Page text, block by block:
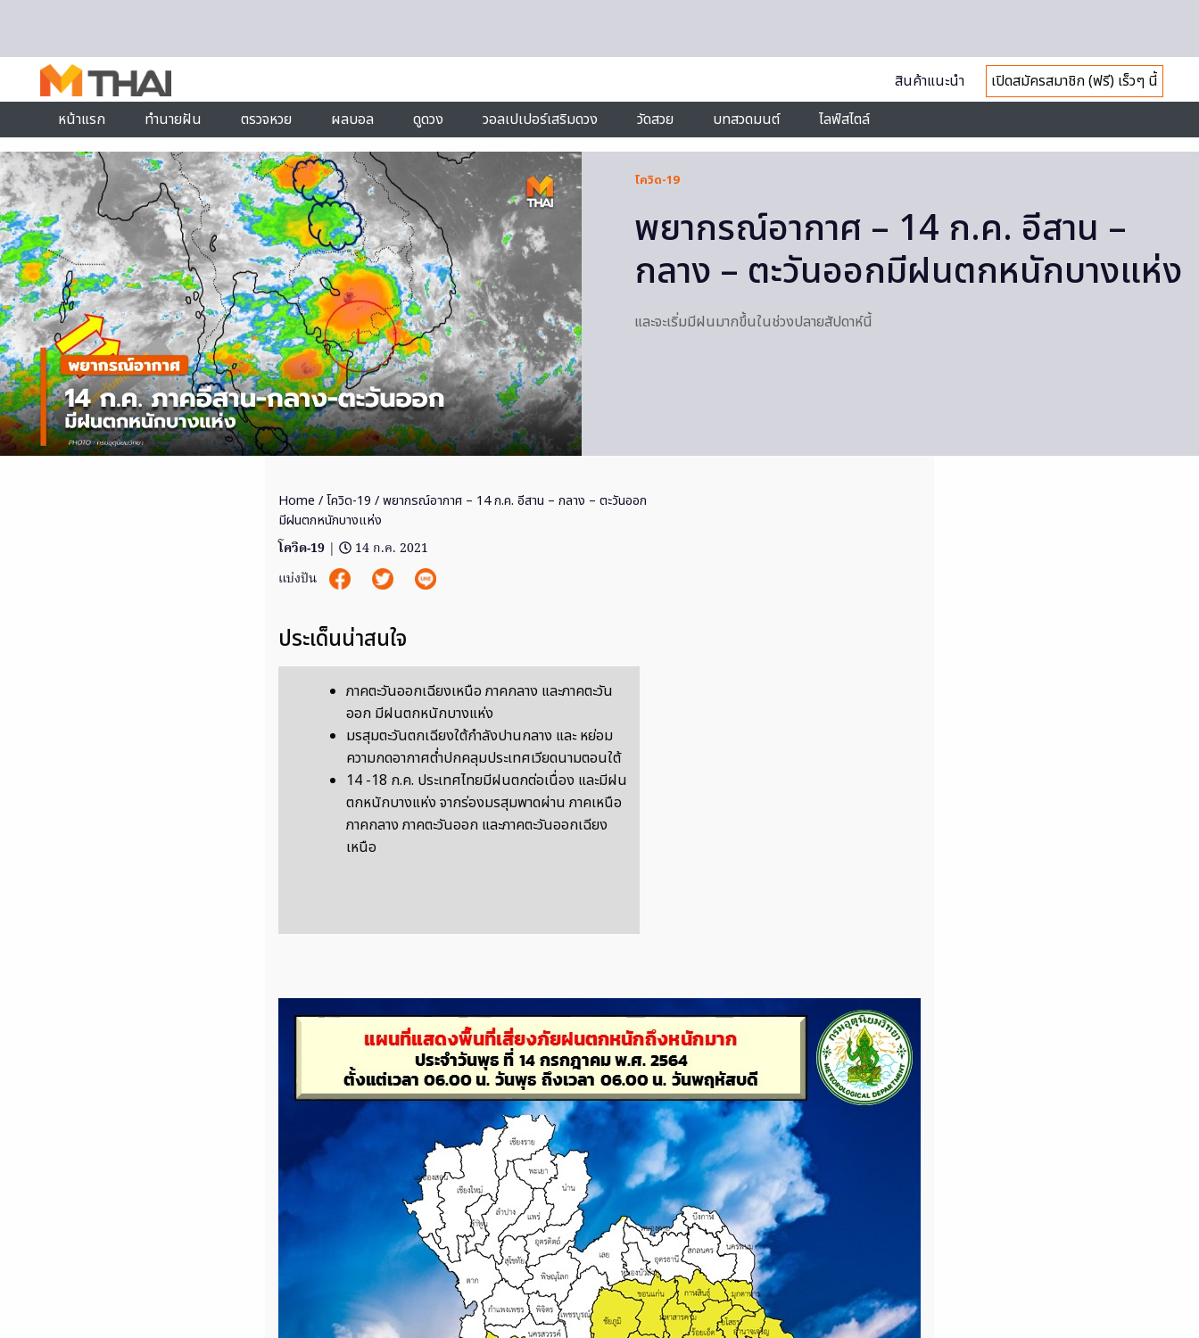
สินค้าแนะนำ
เปิดสมัครสมาชิก (ฟรี) เร็วๆ นี้
หน้าแรก
ทำนายฝัน ตรวจหวย ผลบอล ดูดวง วอลเปเปอร์เสริมดวง วัดสวย บทสวดมนต์ ไลฟ์สไตล์
โควิด-19
พยากรณ์อากาศ – 14 ก.ค. อีสาน –
กลาง – ตะวันออกมีฝนตกหนักบางแห่ง
และจะเริ่มมีฝนมากขึ้นในช่วงปลายสัปดาห์นี้
Home /โควิด-19 / พยากรณ์อากาศ – 14 ก.ค. อีสาน – กลาง – ตะวันออก
มีฝนตกหนักบางแห่ง
โควิด-19 |
14 ก.ค. 2021
แบ่งปัน
ประเด็นน่าสนใจ
ภาคตะวันออกเฉียงเหนือ ภาคกลาง และภาคตะวัน
ออก มีฝนตกหนักบางแห่ง
มรสุมตะวันตกเฉียงใต้กำลังปานกลาง และ หย่อม
ความกดอากาศต่ำปกคลุมประเทศเวียดนามตอนใต้
14 -18 ก.ค. ประเทศไทยมีฝนตกต่อเนื่อง และมีฝน
ตกหนักบางแห่ง จากร่องมรสุมพาดผ่าน ภาคเหนือ
ภาคกลาง ภาคตะวันออก และภาคตะวันออกเฉียง
เหนือ